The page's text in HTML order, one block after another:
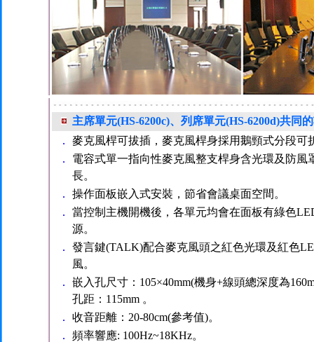
主席單元(HS-6200c)、列席單元(HS-6200d)共同
．
麥克風桿可拔插，麥克風桿身採用鵝頸式分段可
．
電容式單一指向性麥克風整支桿身含光環及防風
長。
．
操作面板嵌入式安裝，節省會議桌面空間。
．
當控制主機開機後，各單元均會在面板有綠色
源。
．
發言鍵(TALK)配合麥克風頭之紅色光環及紅色
風。
．
嵌入孔尺寸：105×40mm(機身+線頭總深度為
孔距：115mm 。
．
收音距離：20-80cm(參考值)。
．
頻率響應: 100Hz~18KHz。